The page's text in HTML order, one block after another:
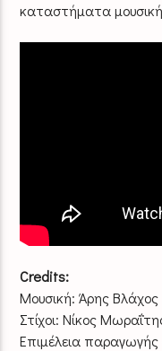
καταστήματα
Credits:
Μουσική: Άρης Βλάχος
Στίχοι: Νίκος
Επιμέλεια